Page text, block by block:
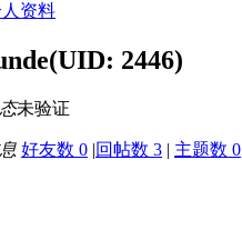
资料
(UID: 2446)
未验证
好友数 0 |回帖数 3 | 主题数 0